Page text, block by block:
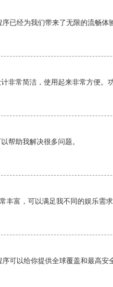
已经为我们带来了无限的流畅体
非常简洁，使用起来非常方便。
帮助我解决很多问题。
丰富，可以满足我不同的娱乐需求
可以给你提供全球覆盖和最高安